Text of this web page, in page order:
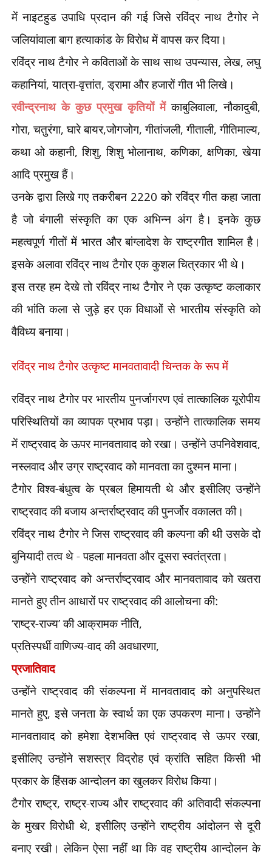
में नाइटहुड उपाधि प्रदान की गई जिसे रविंद्र नाथ टैगोर ने
जलियांवाला बाग हत्याकांड के विरोध में वापस कर दिया।
रविंद्र नाथ टैगोर ने कविताओं के साथ साथ उपन्यास,लेख,लघु
कहानियां,यात्रा-वृत्तांत,ड्रामा और हजारों गीत भी लिखे।
रवीन्द्रनाथ के कुछ प्रमुख कृतियों मेंकाबुलिवाला,नौकादुबी,
गोरा,चतुरंगा,घारे बायर,जोगजोग,गीतांजली,गीताली,गीतिमाल्य,
कथा ओ कहानी,शिशु,शिशु भोलानाथ,कणिका,क्षणिका,खेया
आदि प्रमुख हैं।
उनके द्वारा लिखे गए तकरीबन 2220 को रविंद्र गीत कहा जाता
है जो बंगाली संस्कृति का एक अभिन्न अंग है। इनके कुछ
महत्वपूर्ण गीतों में भारत और बांग्लादेश के राष्ट्रगीत शामिल है।
इसके अलावा रविंद्र नाथ टैगोर एक कुशल चित्रकार भी थे।
इस तरह हम देखे तो रविंद्र नाथ टैगोर ने एक उत्कृष्ट कलाकार
की भांति कला से जुड़े हर एक विधाओं से भारतीय संस्कृति को
वैविध्य बनाया।
रविंद्र नाथ टैगोर उत्कृष्ट मानवतावादी चिन्तक के रूप में
रविंद्र नाथ टैगोर पर भारतीय पुनर्जागरण एवं तात्कालिक यूरोपीय
परिस्थितियों का व्यापक प्रभाव पड़ा। उन्होंने तात्कालिक समय
में राष्ट्रवाद के ऊपर मानवतावाद को रखा। उन्होंने उपनिवेशवाद,
नस्लवाद और उग्र राष्ट्रवाद को मानवता का दुश्मन माना।
टैगोर विश्व-बंधुत्व के प्रबल हिमायती थे और इसीलिए उन्होंने
राष्ट्रवाद की बजाय अन्तर्राष्ट्रवाद की पुनर्जोर वकालत की।
रविंद्र नाथ टैगोर ने जिस राष्ट्रवाद की कल्पना की थी उसके दो
बुनियादी तत्व थे - पहला मानवता और दूसरा स्वतंत्रता।
उन्होंने राष्ट्रवाद को अन्तर्राष्ट्रवाद और मानवतावाद को खतरा
मानते हुए तीन आधारों पर राष्ट्रवाद की आलोचना की:
‘राष्ट्र-राज्य’की आक्रामक नीति,
प्रतिस्पर्धी वाणिज्य-वाद की अवधारणा,
प्रजातिवाद
उन्होंने राष्ट्रवाद की संकल्पना में मानवतावाद को अनुपस्थित
मानते हुए,इसे जनता के स्वार्थ का एक उपकरण माना। उन्होंने
मानवतावाद को हमेशा देशभक्ति एवं राष्ट्रवाद से ऊपर रखा,
इसीलिए उन्होंने सशस्त्र विद्रोह एवं क्रांति सहित किसी भी
प्रकार के हिंसक आन्दोलन का खुलकर विरोध किया।
टैगोर राष्ट्र,राष्ट्र-राज्य और राष्ट्रवाद की अतिवादी संकल्पना
के मुखर विरोधी थे,इसीलिए उन्होंने राष्ट्रीय आंदोलन से दूरी
बनाए रखी। लेकिन ऐसा नहीं था कि वह राष्ट्रीय आन्दोलन के